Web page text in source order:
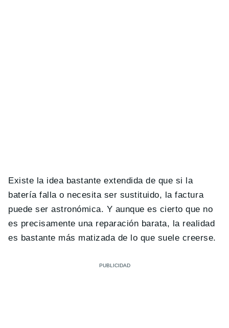
Existe la idea bastante extendida de que si la
batería falla o necesita ser sustituido, la factura
puede ser astronómica. Y aunque es cierto que no
es precisamente una reparación barata, la realidad
es bastante más matizada de lo que suele creerse.